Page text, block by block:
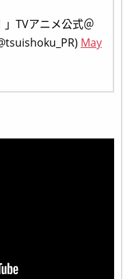
TVアニメ公式＠
May